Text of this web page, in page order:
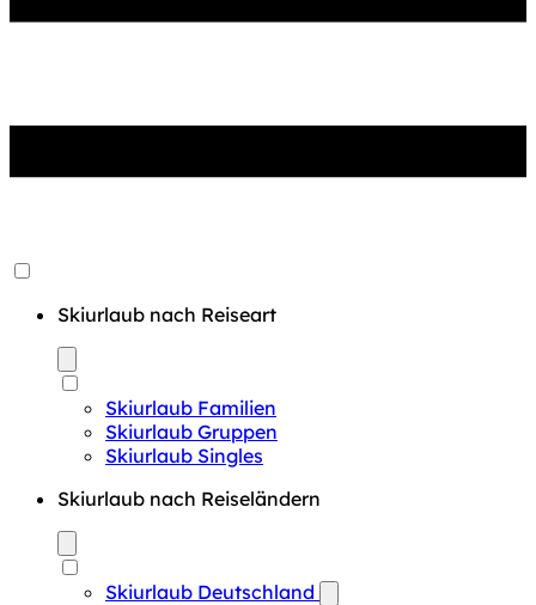
Skiurlaub nach Reiseart
Skiurlaub Familien
Skiurlaub Gruppen
Skiurlaub Singles
Skiurlaub nach Reiseländern
Skiurlaub Deutschland